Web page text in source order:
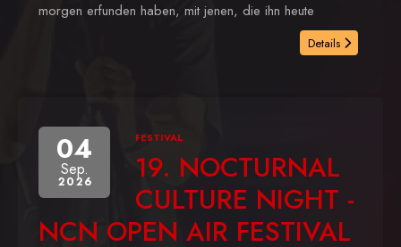
morgen erfunden haben, mit jenen, die ihn heute
Details
04
Sep.
2026
FESTIVAL
19. NOCTURNAL
CULTURE NIGHT -
NCN OPEN AIR FESTIVAL